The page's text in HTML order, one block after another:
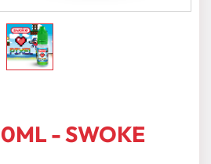
- SWOKE